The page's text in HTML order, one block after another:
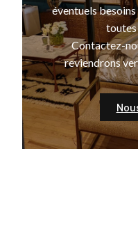
éventuels
toutes
Contactez-
reviendrons